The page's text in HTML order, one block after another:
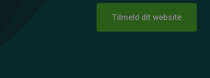
Tilmeld dit website